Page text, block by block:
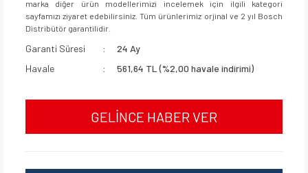
marka diğer ürün modellerimizi incelemek için ilgili kategori
sayfamızı ziyaret edebilirsiniz. Tüm ürünlerimiz orjinal ve 2 yıl Bosch
Distribütör garantilidir.
Garanti Süresi
24 Ay
Havale
561,64 TL (%2,00 havale indirimi)
GELİNCE HABER VER